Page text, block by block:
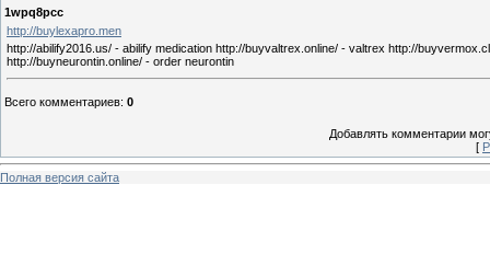
1wpq8pcc
http://buylexapro.men
http://abilify2016.us/ - abilify medication http://buyvaltrex.online/ - valtrex http://
http://buyneurontin.online/ - order neurontin
Всего комментариев: 0
Добавлять комментарии
[
Полная версия сайта